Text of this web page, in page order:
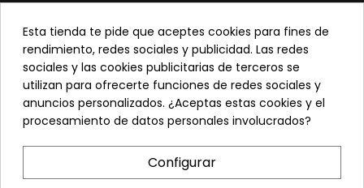
Los más vendidos
Sobre nosotros
Pon tu planta guapa
Preguntas frecuentes
Mi cuenta
Contacto
Envíos y Devoluciones
Venta a profesionales
Esta tienda te pide que aceptes cookies para fines de
rendimiento, redes sociales y publicidad. Las redes
sociales y las cookies publicitarias de terceros se
utilizan para ofrecerte funciones de redes sociales y
anuncios personalizados. ¿Aceptas estas cookies y el
procesamiento de datos personales involucrados?
Configurar